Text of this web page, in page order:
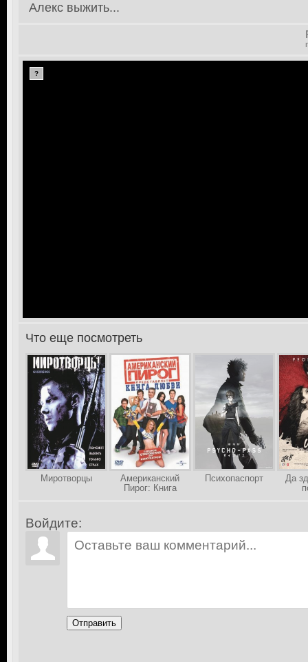
Алекс выжить...
?
Что еще посмотреть
Миротворцы
Американский
Пирог: Книга
Психопаспорт
Да
Войдите:
Отправить